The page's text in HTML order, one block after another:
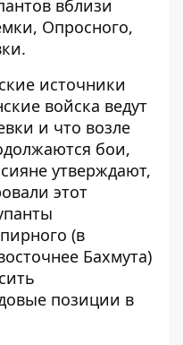
вблизи
Опросного,
источники
войска ведут
и что возле
бои,
утверждают,
этот
(в
Бахмута)
позиции в